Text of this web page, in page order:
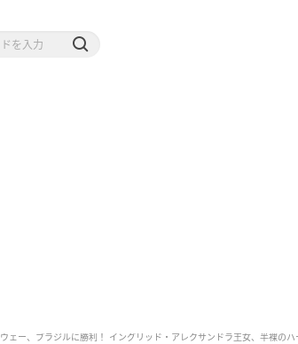
ェー、ブラジルに勝利！ イングリッド・アレクサンドラ王女、半裸のハ